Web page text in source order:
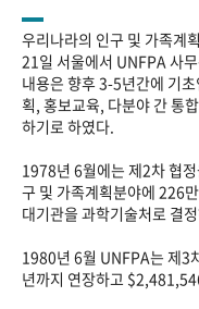
우리나라의 인구 및 가족계
21일 서울에서 UNFPA 사
내용은 향후 3-5년간에 기
획, 홍보교육, 다분야 간 통
하기로 하였다.
1978년 6월에는 제2차 협
구 및 가족계획분야에 226
대기관을 과학기술처로 결
1980년 6월 UNFPA는 제3
년까지 연장하고